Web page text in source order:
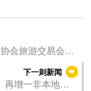
会旅游交易会落
下一则新闻
增一非本地支